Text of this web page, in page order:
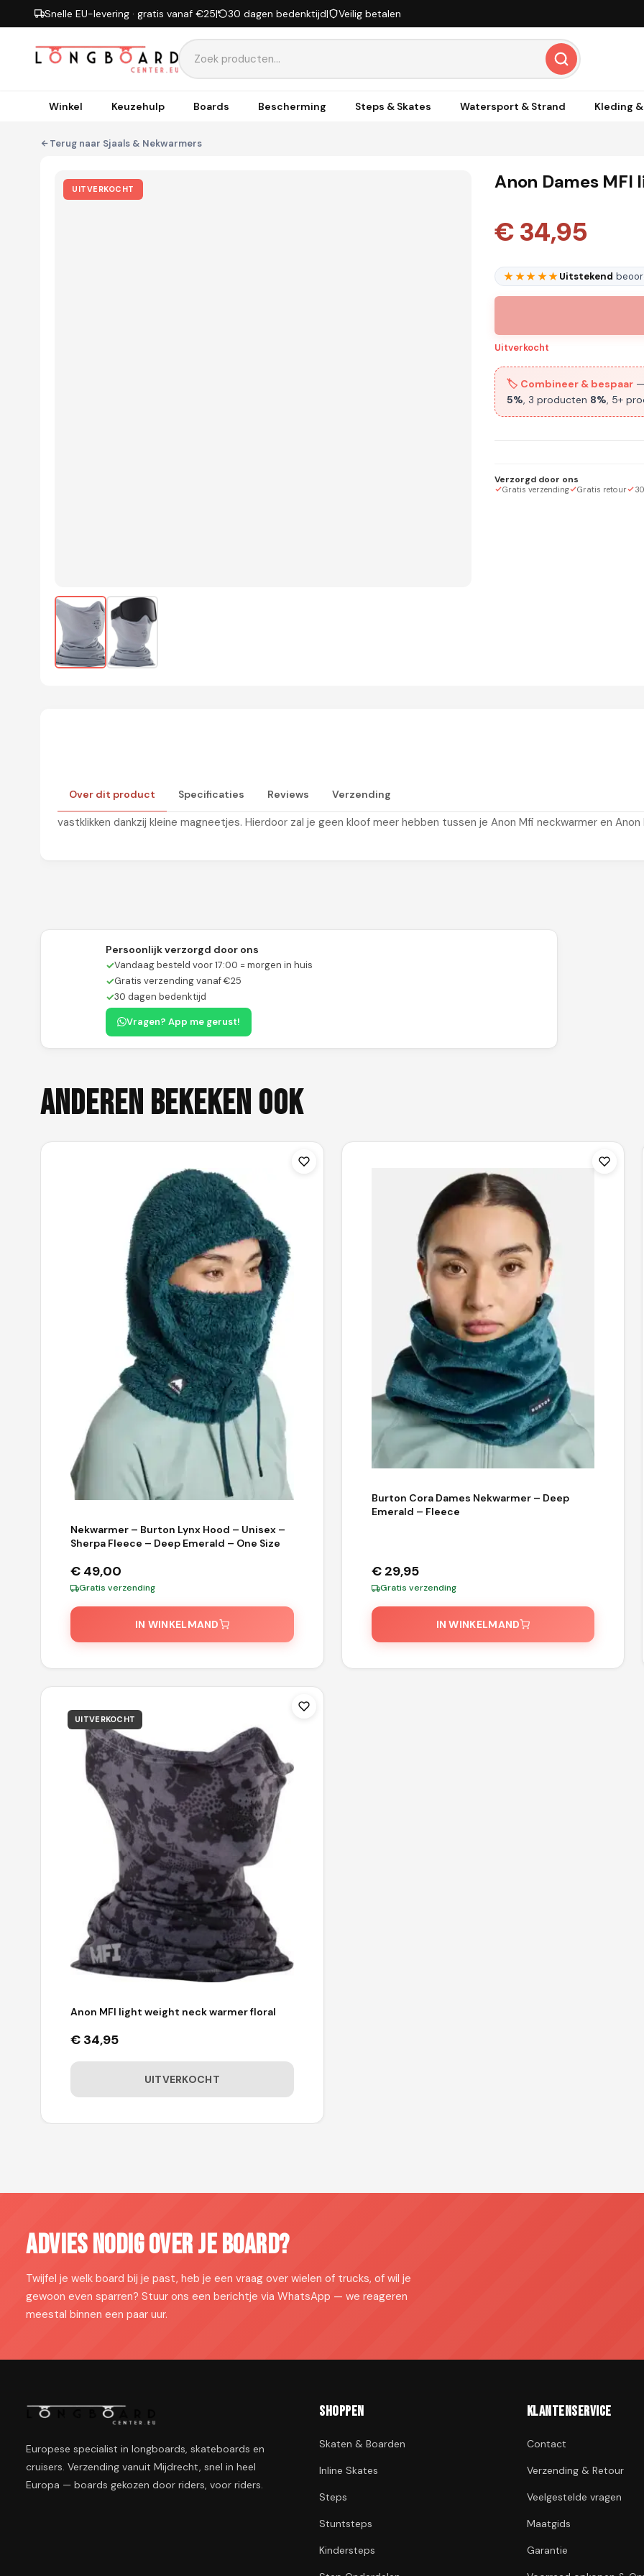
Ga naar inhoudSnelle EU-levering · gratis vanaf €25| 30 dagen bedenktijd| Veilig betalen
Winkel Keuzehulp Boards Bescherming Steps & Skates Watersport & Strand Kleding
Terug naar Sjaals & Nekwarmers
UITVERKOCHT Anon Dames
€ 34,95
★★★★★Uitstekend
Uitverkocht
🏷️ Combineer & bespaar
5%, 3 producten 8%, 5+
Verzorgd door ons
Gratis verzending Gratis retour
Over dit product Specificaties Reviews Verzending
zon. Dankzij de laser geperforeerde mondgaatjes, wordt ademen makkelijker gemaakt. Tevens kan je deze Anon Mfi
vastklikken dankzij kleine magneetjes. Hierdoor zal je geen kloof meer hebben tussen je Anon Mfi neckwarmer en Anon
Persoonlijk verzorgd door ons
✓Vandaag besteld voor 17:00 = morgen in huis
✓Gratis verzending vanaf €25
✓30 dagen bedenktijd
Vragen? App me gerust!
Anderen bekeken ook
Nekwarmer – Burton Lynx Hood – Unisex –
Sherpa Fleece – Deep Emerald – One Size
€ 49,00
Gratis verzending
IN WINKELMAND
Burton Cora Dames Nekwarmer – Deep
Emerald – Fleece
€ 29,95
Gratis verzending
IN WINKELMAND
UITVERKOCHT
Anon MFI light weight neck warmer floral
€ 34,95
UITVERKOCHT
Advies nodig over je board?
Twijfel je welk board bij je past, heb je een vraag over wielen of trucks, of wil je
gewoon even sparren? Stuur ons een berichtje via WhatsApp — we reageren
meestal binnen een paar uur.
Europese specialist in longboards, skateboards en
cruisers. Verzending vanuit Mijdrecht, snel in heel
Europa — boards gekozen door riders, voor riders.
Shoppen
Skaten & Boarden
Inline Skates
Steps
Stuntsteps
Kindersteps
Klantenservice
Contact
Verzending & Retour
Veelgestelde vragen
Maatgids
Garantie